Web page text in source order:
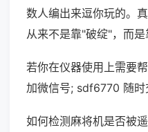
数人编出来逗你玩的。
从来不是靠"破绽"，而是
若你在仪器使用上需要
加微信号; sdf6770 随时
如何检测麻将机是否被